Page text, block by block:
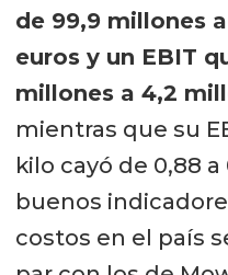
de 99,9 millones
euros y un EBIT
millones a 4,2
mientras que su
kilo cayó de 0,88
buenos
costos en el país